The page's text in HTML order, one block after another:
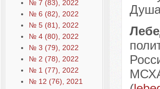
№ 7 (83), 2022
№ 6 (82), 2022
№ 5 (81), 2022
№ 4 (80), 2022
№ 3 (79), 2022
№ 2 (78), 2022
№ 1 (77), 2022
№ 12 (76), 2021